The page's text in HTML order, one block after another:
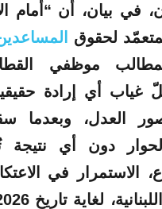
في بيان، أن “أمام
لحقوق
موظفي
أي إرادة حقيقية
العدل، وبعدما
دون أي نتيجة
الاستمرار في